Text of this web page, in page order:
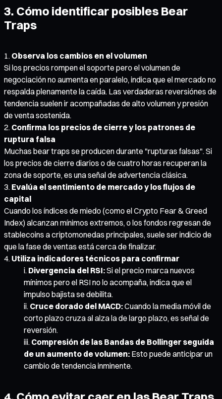
3. Cómo identificar posibles Bear
Traps
Observa los cambios en el volumen
Si los precios rompen el soporte pero el volumen de
negociación no aumenta en paralelo, indica que el mercado no
respalda plenamente la caída. Las verdaderas reversiónes de
tendencia suelen ir acompañadas de alto volumen y presión
de venta sostenida.
Confirma los precios de cierre y los patrones de
ruptura falsa
Muchas bear traps se producen durante "rupturas falsas". Si
los precios de cierre diarios o de cuatro horas recuperan la
zona de soporte, es una señal de advertencia clásica.
Evalúa el sentimiento de mercado y los flujos de
capital
Cuando los índices de miedo (como el Crypto Fear & Greed
Index) alcanzan mínimos extremos, o los fondos regresan de
stablecoins a criptomonedas principales, suele ser indicio de
que la fase de ventas está cerca de finalizar.
Utiliza indicadores técnicos para confirmar
Divergencia del RSI:Si el precio marca nuevos
mínimos pero el RSI no lo acompaña, indica que el
impulso bajista se debilita.
Cruce dorado del MACD:Cuando la media móvil de
corto plazo cruza al alza la de largo plazo, es señal de
reversión.
Compresión de las Bandas de Bollinger seguida
de un aumento de volumen: Esto puede anticipar un
cambio de tendencia inminente.